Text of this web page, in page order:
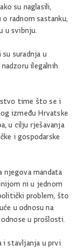
su naglasili,
radnom sastanku,
u svibnju.
suradnja u
ilegalnih
time što se i
između Hrvatske
u cilju rješavanja
i gospodarske
njegova mandata
ni u jednom
problem, što
u odnosu na
u prošlosti.
i stavljanja u prvi